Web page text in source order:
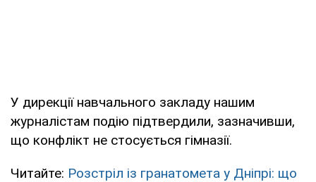
У дирекції навчального закладу нашим
журналістам подію підтвердили, зазначивши,
що конфлікт не стосується гімназії.
Читайте: Розстріл із гранатомета у Дніпрі: що